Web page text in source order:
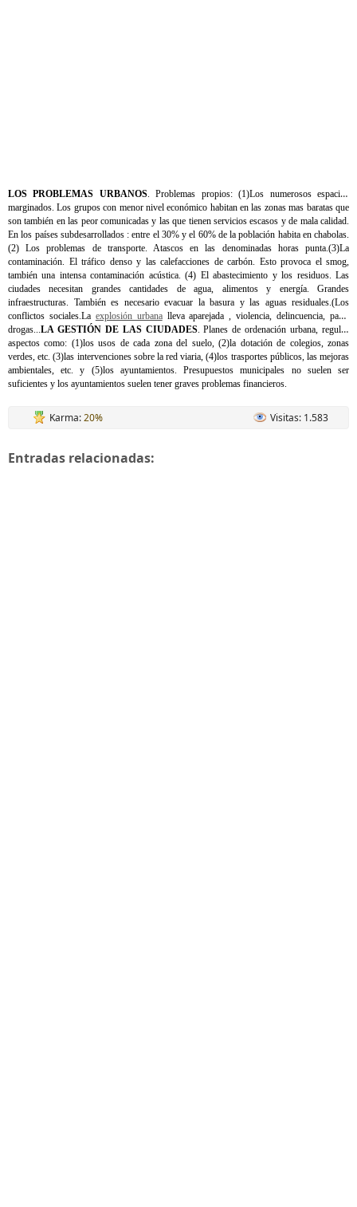
LOS PROBLEMAS URBANOS. Problemas propios: (1)Los numerosos espacios
marginados. Los grupos con menor nivel económico habitan en las zonas mas baratas que
son también en las peor comunicadas y las que tienen servicios escasos y de mala calidad.
En los países subdesarrollados : entre el 30% y el 60% de la población habita en chabolas.
(2) Los problemas de transporte. Atascos en las denominadas horas punta.(3)La
contaminación. El tráfico denso y las calefacciones de carbón. Esto provoca el smog,
también una intensa contaminación acústica. (4) El abastecimiento y los residuos. Las
ciudades necesitan grandes cantidades de agua, alimentos y energía. Grandes
infraestructuras. También es necesario evacuar la basura y las aguas residuales.(Los
conflictos sociales.La explosión urbanalleva aparejada, violencia, delincuencia, paro,
drogas...LA GESTIÓN DELAS CIUDADES. Planes de ordenación urbana, regulas
aspectos como: (1)los usos de cada zona del suelo, (2)la dotación de colegios, zonas
verdes, etc. (3)las intervenciones sobre la red viaria, (4)los trasportes públicos, las mejoras
ambientales, etc. y (5)los ayuntamientos. Presupuestos municipales no suelen ser
suficientes y los ayuntamientos suelen tener graves problemas financieros.
Karma:20% Visitas: 1.583
Entradas relacionadas: